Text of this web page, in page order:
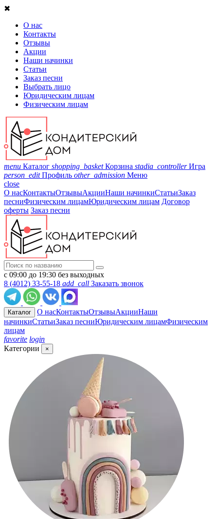
✖
О нас
Контакты
Отзывы
Акции
Наши начинки
Статьи
Заказ песни
Выбрать лицо
Юридическим лицам
Физическим лицам
menu Каталог shopping_basket Корзина stadia_controller Игра
person_edit Профиль other_admission Меню
close
О насКонтактыОтзывыАкцииНаши начинкиСтатьиЗаказ
песниФизическим лицамЮридическим лицам Договор
оферты Заказ песни
с 09:00 до 19:30 без выходных
8 (4012) 33-55-18 add_call Заказать звонок
Каталог О насКонтактыОтзывыАкцииНаши
начинкиСтатьиЗаказ песниЮридическим лицамФизическим
лицам
favorite login
Категории
×